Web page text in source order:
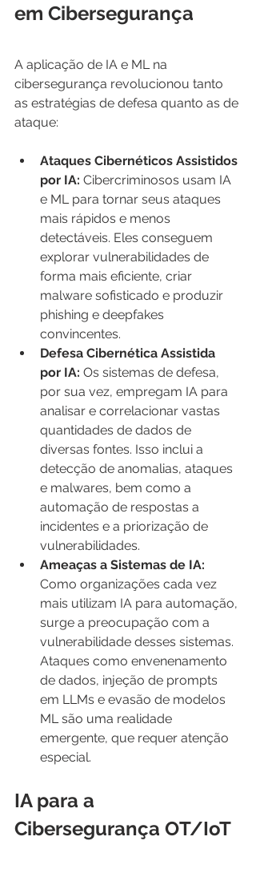
em Cibersegurança
A aplicação de IA e ML na
cibersegurança revolucionou tanto
as estratégias de defesa quanto as de
ataque:
Ataques Cibernéticos Assistidos
por IA: Cibercriminosos usam IA
e ML para tornar seus ataques
mais rápidos e menos
detectáveis. Eles conseguem
explorar vulnerabilidades de
forma mais eficiente, criar
malware sofisticado e produzir
phishing e deepfakes
convincentes.
Defesa Cibernética Assistida
por IA: Os sistemas de defesa,
por sua vez, empregam IA para
analisar e correlacionar vastas
quantidades de dados de
diversas fontes. Isso inclui a
detecção de anomalias, ataques
e malwares, bem como a
automação de respostas a
incidentes e a priorização de
vulnerabilidades.
Ameaças a Sistemas de IA:
Como organizações cada vez
mais utilizam IA para automação,
surge a preocupação com a
vulnerabilidade desses sistemas.
Ataques como envenenamento
de dados, injeção de prompts
em LLMs e evasão de modelos
ML são uma realidade
emergente, que requer atenção
especial.
IA para a
Cibersegurança OT/IoT